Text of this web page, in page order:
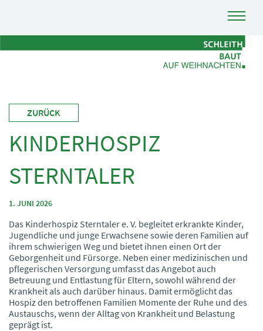
ZURÜCK
KINDERHOSPIZ
STERNTALER
1. JUNI 2026
Das Kinderhospiz Sterntaler e. V. begleitet erkrankte Kinder,
Jugendliche und junge Erwachsene sowie deren Familien auf
ihrem schwierigen Weg und bietet ihnen einen Ort der
Geborgenheit und Fürsorge. Neben einer medizinischen und
pflegerischen Versorgung umfasst das Angebot auch
Betreuung und Entlastung für Eltern, sowohl während der
Krankheit als auch darüber hinaus. Damit ermöglicht das
Hospiz den betroffenen Familien Momente der Ruhe und des
Austauschs, wenn der Alltag von Krankheit und Belastung
geprägt ist.